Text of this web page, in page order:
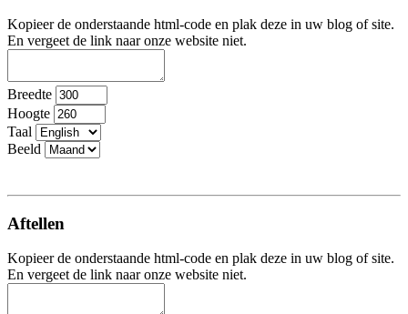
Kopieer de onderstaande html-code en plak deze in uw blog of site.
En vergeet de link naar onze website niet.
Breedte
Hoogte
Taal
Beeld
Aftellen
Kopieer de onderstaande html-code en plak deze in uw blog of site.
En vergeet de link naar onze website niet.